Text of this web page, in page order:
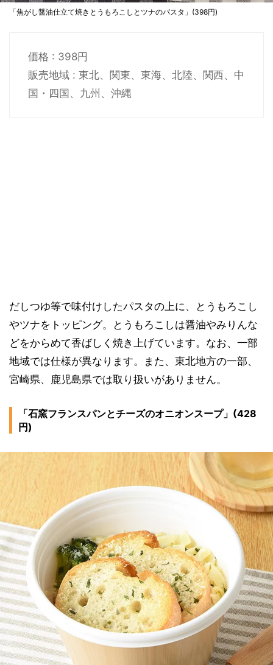
「焦がし醤油仕立て焼きとうもろこしとツナのパスタ」(398円)
価格 : 398円
販売地域 : 東北、関東、東海、北陸、関西、中
国・四国、九州、沖縄
だしつゆ等で味付けしたパスタの上に、とうもろこし
やツナをトッピング。とうもろこしは醤油やみりんな
どをからめて香ばしく焼き上げています。なお、一部
地域では仕様が異なります。また、東北地方の一部、
宮崎県、鹿児島県では取り扱いがありません。
「石窯フランスパンとチーズのオニオンスープ」(428
円)